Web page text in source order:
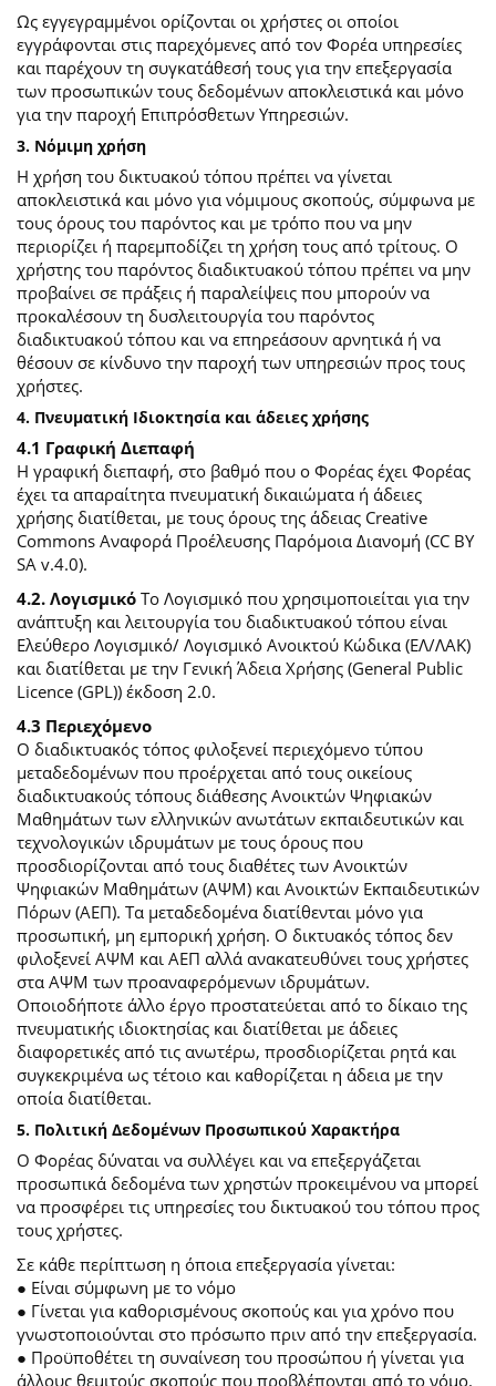
Ως εγγεγραμμένοι ορίζονται οι χρήστες οι οποίοι
εγγράφονται στις παρεχόμενες από τον Φορέα υπηρεσίες
και παρέχουν τη συγκατάθεσή τους για την επεξεργασία
των προσωπικών τους δεδομένων αποκλειστικά και μόνο
για την παροχή Επιπρόσθετων Υπηρεσιών.
3. Νόμιμη χρήση
Η χρήση του δικτυακού τόπου πρέπει να γίνεται
αποκλειστικά και μόνο για νόμιμους σκοπούς, σύμφωνα με
τους όρους του παρόντος και με τρόπο που να μην
περιορίζει ή παρεμποδίζει τη χρήση τους από τρίτους. Ο
χρήστης του παρόντος διαδικτυακού τόπου πρέπει να μην
προβαίνει σε πράξεις ή παραλείψεις που μπορούν να
προκαλέσουν τη δυσλειτουργία του παρόντος
διαδικτυακού τόπου και να επηρεάσουν αρνητικά ή να
θέσουν σε κίνδυνο την παροχή των υπηρεσιών προς τους
χρήστες.
4. Πνευματική Ιδιοκτησία και άδειες χρήσης
4.1 Γραφική Διεπαφή
Η γραφική διεπαφή, στο βαθμό που ο Φορέας έχει Φορέας
έχει τα απαραίτητα πνευματική δικαιώματα ή άδειες
χρήσης διατίθεται, με τους όρους της άδειας Creative
Commons Αναφορά Προέλευσης Παρόμοια Διανομή (CC BY
SA v.4.0).
4.2. ΛογισμικόΤο Λογισμικό που χρησιμοποιείται για την
ανάπτυξη και λειτουργία του διαδικτυακού τόπου είναι
Ελεύθερο Λογισμικό/ Λογισμικό Ανοικτού Κώδικα (ΕΛ/ΛΑΚ)
και διατίθεται με την Γενική Άδεια Χρήσης (General Public
Licence (GPL)) έκδοση 2.0.
4.3 Περιεχόμενο
O διαδικτυακός τόπος φιλοξενεί περιεχόμενο τύπου
μεταδεδομένων που προέρχεται από τους οικείους
διαδικτυακούς τόπους διάθεσης Ανοικτών Ψηφιακών
Μαθημάτων των ελληνικών ανωτάτων εκπαιδευτικών και
τεχνολογικών ιδρυμάτων με τους όρους που
προσδιορίζονται από τους διαθέτες των Ανοικτών
Ψηφιακών Μαθημάτων (ΑΨΜ) και Ανοικτών Εκπαιδευτικών
Πόρων (ΑΕΠ). Τα μεταδεδομένα διατίθενται μόνο για
προσωπική, μη εμπορική χρήση. Ο δικτυακός τόπος δεν
φιλοξενεί ΑΨΜ και ΑΕΠ αλλά ανακατευθύνει τους χρήστες
στα ΑΨΜ των προαναφερόμενων ιδρυμάτων.
Οποιοδήποτε άλλο έργο προστατεύεται από το δίκαιο της
πνευματικής ιδιοκτησίας και διατίθεται με άδειες
διαφορετικές από τις ανωτέρω, προσδιορίζεται ρητά και
συγκεκριμένα ως τέτοιο και καθορίζεται η άδεια με την
οποία διατίθεται.
5. Πολιτική Δεδομένων Προσωπικού Χαρακτήρα
Ο Φορέας δύναται να συλλέγει και να επεξεργάζεται
προσωπικά δεδομένα των χρηστών προκειμένου να μπορεί
να προσφέρει τις υπηρεσίες του δικτυακού του τόπου προς
τους χρήστες.
Σε κάθε περίπτωση η όποια επεξεργασία γίνεται:
● Είναι σύμφωνη με το νόμο
● Γίνεται για καθορισμένους σκοπούς και για χρόνο που
γνωστοποιούνται στο πρόσωπο πριν από την επεξεργασία.
● Προϋποθέτει τη συναίνεση του προσώπου ή γίνεται για
άλλους θεμιτούς σκοπούς που προβλέπονται από το νόμο.